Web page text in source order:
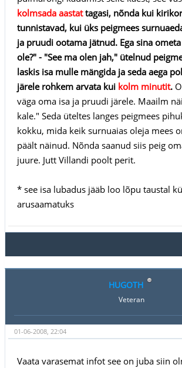
kolmsada aastattagasi, nõnda kui
tunnistavad, kui üks peigmees
ja pruudi ootama jätnud. Ega sina ometa
ole?" - "See ma olen jah," ütelnud
laskis isa mulle mängida ja seda aega
järele rohkem arvata kui kolm minutit.
väga oma isa ja pruudi järele. Maailm
kale." Seda üteltes langes peigmees
kokku, mida keik surnuaias oleja mees
päält näinud. Nõnda saanud siis peig
juure. Jutt Villandi poolt perit.
* see isa lubadus jääb loo lõpu taustal
arusaamatuks
HUGOTH
Veteran
01-06-2008, 22:04
Vaata varasemat infot see on juba siin